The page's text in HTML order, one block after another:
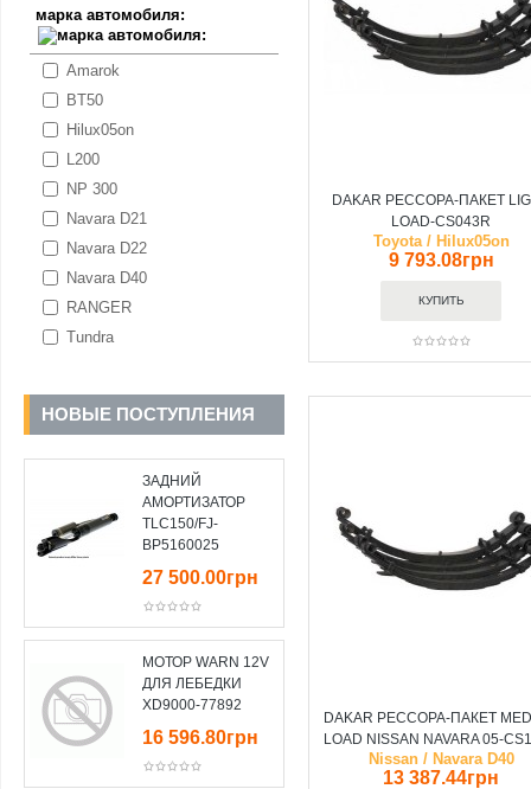
марка автомобиля:
Amarok
BT50
Hilux05on
L200
NP 300
Navara D21
Navara D22
Navara D40
RANGER
Tundra
НОВЫЕ ПОСТУПЛЕНИЯ
ЗАДНИЙ
АМОРТИЗАТОР
TLC150/FJ-
BP5160025
27 500.00грн
МОТОР WARN 12V
ДЛЯ ЛЕБЕДКИ
XD9000-77892
16 596.80грн
DAKAR РЕССОРА-ПАКЕТ
LOAD-CS043R
Toyota / Hilux05on
9 793.08грн
DAKAR РЕССОРА-ПАКЕТ
LOAD NISSAN NAVARA 05-
Nissan / Navara D40
13 387.44грн